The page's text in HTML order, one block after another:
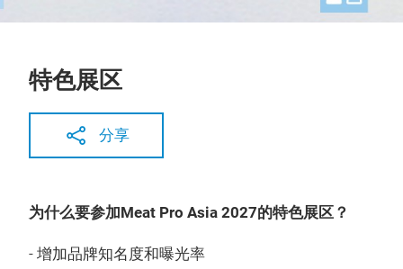
特色展区
分享
为什么要参加Meat Pro Asia 2027的特色展区？
- 增加品牌知名度和曝光率